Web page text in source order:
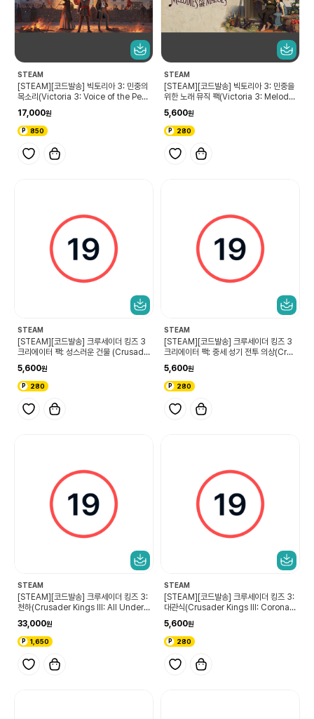
STEAM
[STEAM][코드발송] 빅토리아 3: 민중의
목소리(Victoria 3: Voice of the Peo
17,000
850
STEAM
[STEAM][코드발송] 빅토리아 3: 민중을
위한 노래 뮤직 팩(Victoria 3: Melodie
5,600
280
STEAM
[STEAM][코드발송] 크루세이더 킹즈 3
크리에이터 팩: 성스러운 건물 (Crusade
ings)
5,600
280
STEAM
[STEAM][코드발송] 크루세이더 킹즈 3
크리에이터 팩: 중세 성기 전투 의상(Crus
Medieval Warfare Attire)
5,600
280
STEAM
[STEAM][코드발송] 크루세이더 킹즈 3:
천하(Crusader Kings III: All Under
33,000
1,650
STEAM
[STEAM][코드발송] 크루세이더 킹즈 3:
대관식(Crusader Kings III: Coronati
5,600
280